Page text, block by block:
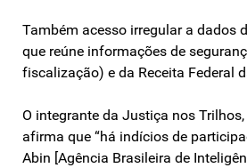
Também acesso irregular a dados
que reúne informações de
fiscalização) e da Receita Federal
O integrante da Justiça nos
afirma que “há indícios de
Abin [Agência Brasileira de